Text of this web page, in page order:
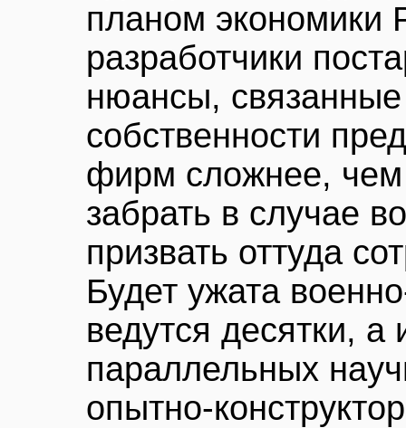
планом экономики
разработчики
нюансы,
собственности
фирм сложнее, чем
забрать в случае
призвать оттуда
Будет ужата
ведутся десятки, а
параллельных
опытно-